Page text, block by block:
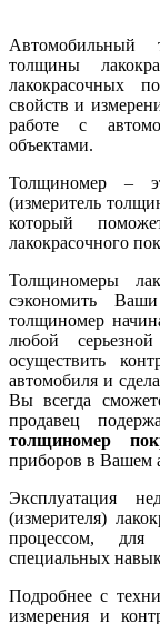
Автомобильный
толщины
лакокрасочных
свойств и
работе с
объектами.
Толщиномер –
(измеритель
который
лакокрасочного
Толщиномеры
сэкономить
толщиномер
любой
осуществить
автомобиля и
Вы всегда
продавец
толщиномер
приборов в Вашем
Эксплуатация
(измерителя)
процессом, для
специальных
Подробнее с
измерения и